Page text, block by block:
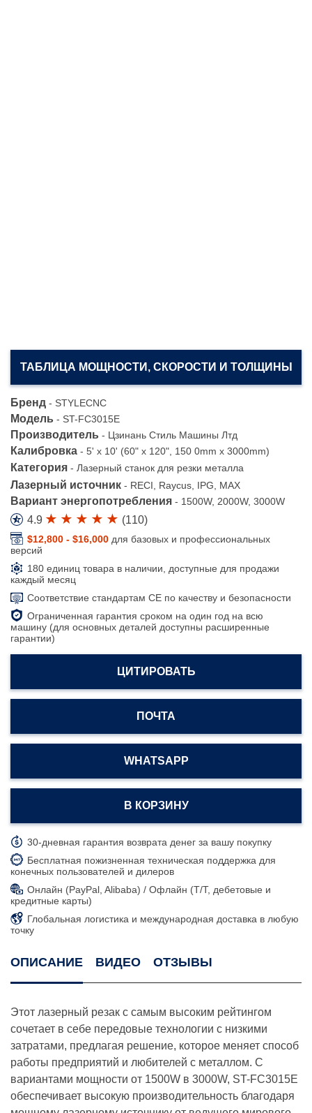
ТАБЛИЦА МОЩНОСТИ, СКОРОСТИ И ТОЛЩИНЫ
Бренд - STYLECNC
Модель - ST-FC3015E
Производитель - Цзинань Стиль Машины Лтд
Калибровка - 5' x 10' (60" x 120", 150 0mm х 3000mm)
Категория - Лазерный станок для резки металла
Лазерный источник - RECI, Raycus, IPG, MAX
Вариант энергопотребления - 1500W, 2000W, 3000W
4.9 (110)
$12,800 - $16,000 для базовых и профессиональных
версий
180 единиц товара в наличии, доступные для продажи
каждый месяц
Соответствие стандартам CE по качеству и безопасности
Ограниченная гарантия сроком на один год на всю
машину (для основных деталей доступны расширенные
гарантии)
ЦИТИРОВАТЬ
ПОЧТА
WHATSAPP
В КОРЗИНУ
30-дневная гарантия возврата денег за вашу покупку
Бесплатная пожизненная техническая поддержка для
конечных пользователей и дилеров
Онлайн (PayPal, Alibaba) / Офлайн (T/T, дебетовые и
кредитные карты)
Глобальная логистика и международная доставка в любую
точку
ОПИСАНИЕ ВИДЕО ОТЗЫВЫ
Этот лазерный резак с самым высоким рейтингом
сочетает в себе передовые технологии с низкими
затратами, предлагая решение, которое меняет способ
работы предприятий и любителей с металлом. С
вариантами мощности от 1500W в 3000W, ST-FC3015E
обеспечивает высокую производительность благодаря